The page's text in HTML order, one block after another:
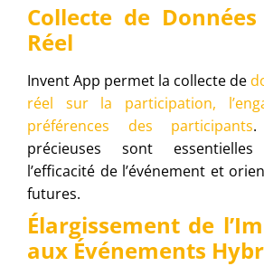
Collecte de
Réel
Invent App permet la collecte de
réel sur la participation,
préférences des participants.
précieuses sont
l’efficacité de l’événement et
futures.
Élargissement de
aux Événements